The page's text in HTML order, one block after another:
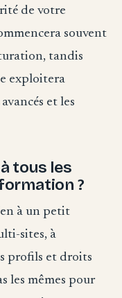
de votre
souvent
tandis
exploitera
et les
tous les
?
à un petit
sites, à
profils et droits
les mêmes pour